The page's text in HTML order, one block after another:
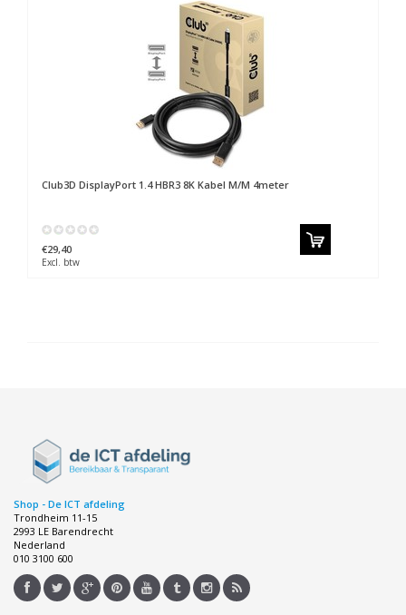
Club3D DisplayPort 1.4 HBR3 8K Kabel M/M 4meter
€29,40
Excl. btw
Shop - De ICT afdeling
Trondheim 11-15
2993 LE Barendrecht
Nederland
010 3100 600